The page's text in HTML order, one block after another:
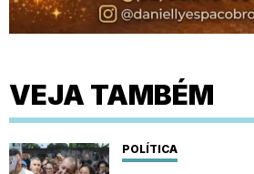
VEJA TAMBÉM
POLÍTICA